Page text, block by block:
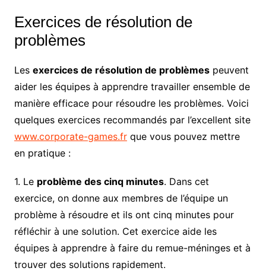
Exercices de résolution de
problèmes
Les exercices de résolution de problèmespeuvent
aider les équipes à apprendre travailler ensemble de
manière efficace pour résoudre les problèmes. Voici
quelques exercices recommandés par l’excellent site
www.corporate-games.frque vous pouvez mettre
en pratique :
1. Le problème des cinq minutes. Dans cet
exercice, on donne aux membres de l’équipe un
problème à résoudre et ils ont cinq minutes pour
réfléchir à une solution. Cet exercice aide les
équipes à apprendre à faire du remue-méninges et à
trouver des solutions rapidement.